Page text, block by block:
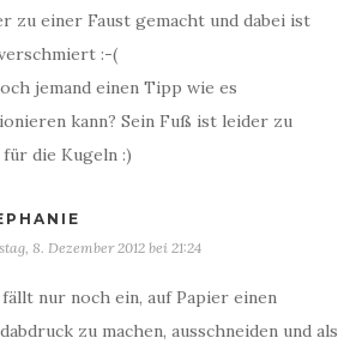
zu einer Faust gemacht und dabei ist
:-(
jemand einen Tipp wie es
kann? Sein Fuß ist leider zu
die Kugeln :)
8. Dezember 2012 bei 21:24
nur noch ein, auf Papier einen
zu machen, ausschneiden und als